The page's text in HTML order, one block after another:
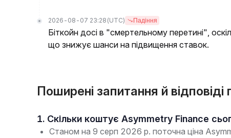
2026-08-07 23:28 (UTC) Падіння
Біткойн досі в "смертельному перетині",
що знижує шанси на підвищення ставок.
Поширені запитання й
1. Скільки коштує Asymmetry Finance
Станом на 9 серп 2026 р. поточна ціна